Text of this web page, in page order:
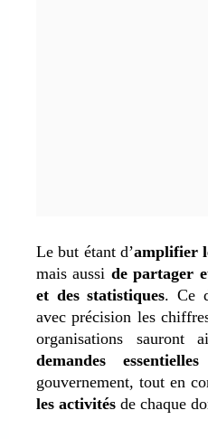
Le but étant d’amplifier
mais aussi de partager
et des statistiques. Ce
avec précision les
organisations sauront
demandes
gouvernement, tout en
les activités de chaque